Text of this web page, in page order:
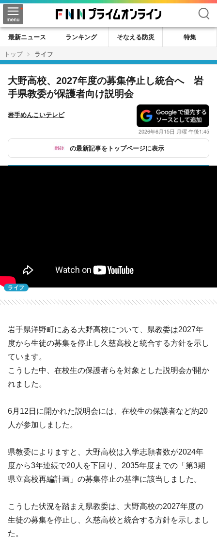
検索
最新ニュース ランキング そなえる防災
特集
トップ
ライフ
大野高校、2027年度の募集停止し統合へ 岩
手県教委が保護者向け説明会
岩手めんこいテレビ
2026年6月15日 月曜 午後1:45
の最新記事をトップページに表示
ライフ
岩手県洋野町にある大野高校について、県教委は2027年
度から生徒の募集を停止し久慈高校と統合する方針を示し
ています。
こうした中、在校生の保護者らを対象とした説明会が開か
れました。
6月12日に開かれた説明会には、在校生の保護者など約20
人が参加しました。
県教委によりますと、大野高校は入学志願者数が2024年
度から3年連続で20人を下回り、2035年度までの「第3期
県立高校再編計画」の募集停止の基準に該当しました。
こうした状況を踏まえ県教委は、大野高校の2027年度の
生徒の募集を停止し、久慈高校と統合する方針を示しまし
た。